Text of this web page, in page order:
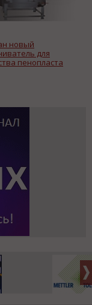
новый
для
пенопласта